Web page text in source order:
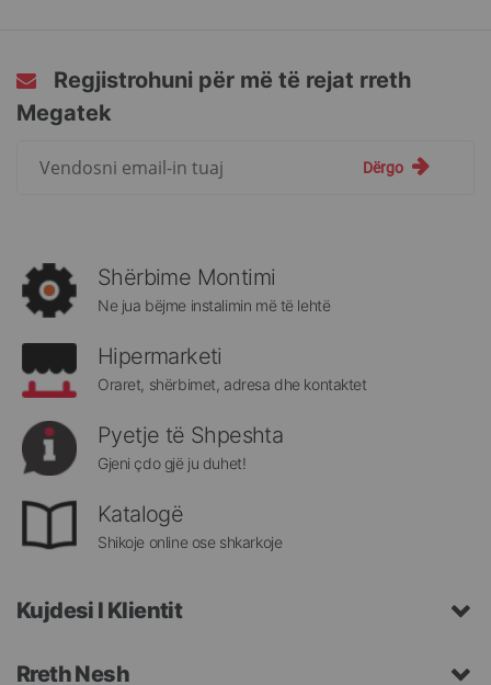
Regjistrohuni për më të rejat rreth
Megatek
rreth
Megatek:
Dërgo
Shërbime Montimi
Ne jua bëjme instalimin më të lehtë
Hipermarketi
Oraret, shërbimet, adresa dhe kontaktet
Pyetje të Shpeshta
Gjeni çdo gjë ju duhet!
Katalogë
Shikoje online ose shkarkoje
Kujdesi I Klientit
Rreth Nesh